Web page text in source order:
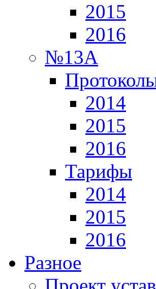
2015
2016
№13А
2014
2015
2016
Тарифы
2014
2015
2016
Разное